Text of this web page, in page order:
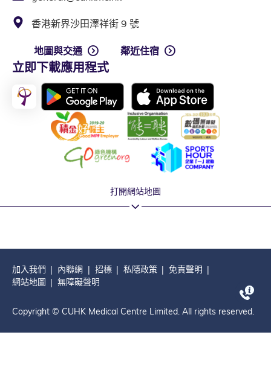
香港新界沙田澤祥街 9 號
地圖與交通 鄰近住宿
立即下載應用程式
打開網站地圖
加入我們 內聯網 招標 私隱政策
免責聲明
網站地圖
無障礙聲明
Copyright © CUHK Medical Centre Limited. All rights reserved.